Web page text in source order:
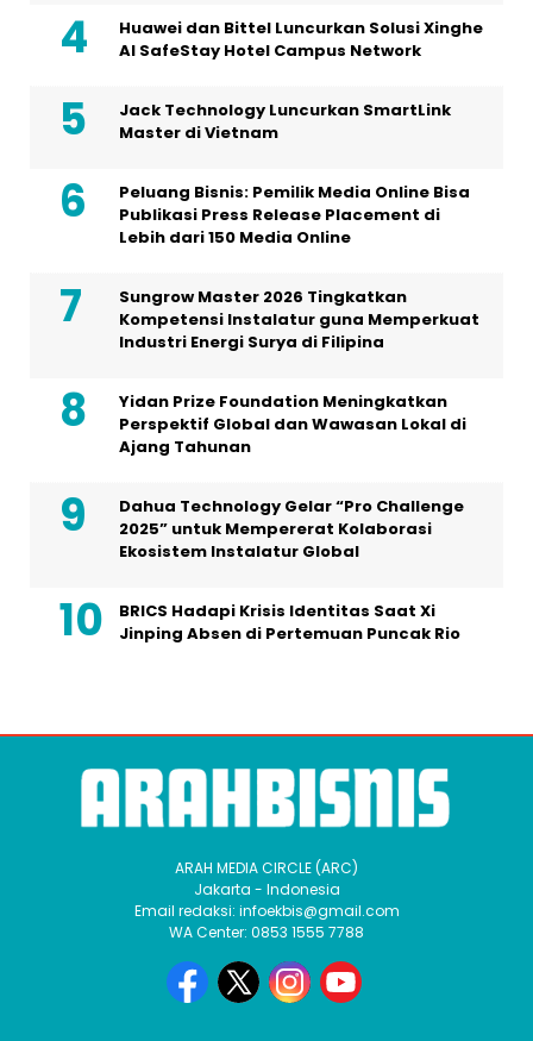
Huawei dan Bittel Luncurkan Solusi Xinghe
Al SafeStay Hotel Campus Network
Jack Technology Luncurkan SmartLink
Master di Vietnam
Peluang Bisnis: Pemilik Media Online Bisa
Publikasi Press Release Placement di
Lebih dari 150 Media Online
Sungrow Master 2026 Tingkatkan
Kompetensi Instalatur guna Memperkuat
Industri Energi Surya di Filipina
Yidan Prize Foundation Meningkatkan
Perspektif Global dan Wawasan Lokal di
Ajang Tahunan
Dahua Technology Gelar “Pro Challenge
2025” untuk Mempererat Kolaborasi
Ekosistem Instalatur Global
BRICS Hadapi Krisis Identitas Saat Xi
Jinping Absen di Pertemuan Puncak Rio
ARAH MEDIA CIRCLE (ARC)
Jakarta - Indonesia
Email redaksi: infoekbis@gmail.com
WA Center: 0853 1555 7788